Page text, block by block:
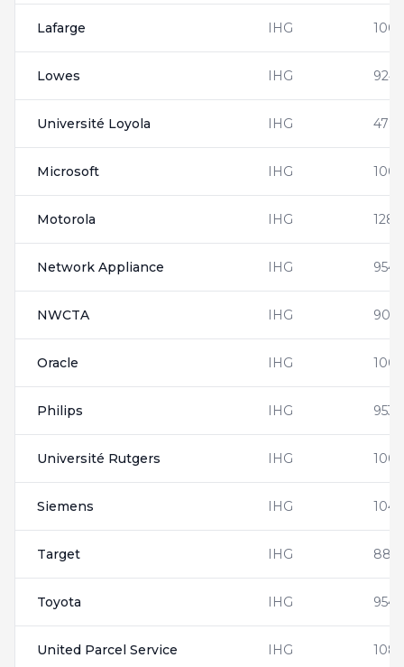
Lafarge IHG
Lowes IHG
Université Loyola IHG
Microsoft IHG
Motorola IHG
Network Appliance IHG
NWCTA IHG
Oracle IHG
Philips IHG
Université Rutgers IHG
Siemens IHG
Target IHG
Toyota IHG
United Parcel Service IHG